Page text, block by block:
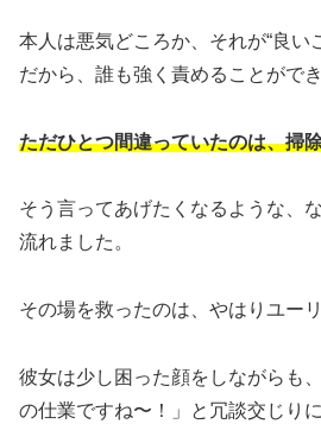
本人は悪気どころか、それが“良い
だから、誰も強く責めることがで
ただひとつ間違っていたのは、掃
そう言ってあげたくなるような、
流れました。
その場を救ったのは、やはりユー
彼女は少し困った顔をしながらも
の仕業ですね〜！」と冗談交じり